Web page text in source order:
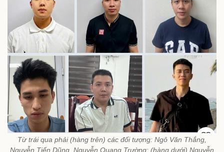
Từ trái qua phải (hàng trên) các đối tượng: Ngô Văn Thắng,
Nguyễn Tiến Dũng, Nguyễn Quang Trường; (hàng dưới) Nguyễn